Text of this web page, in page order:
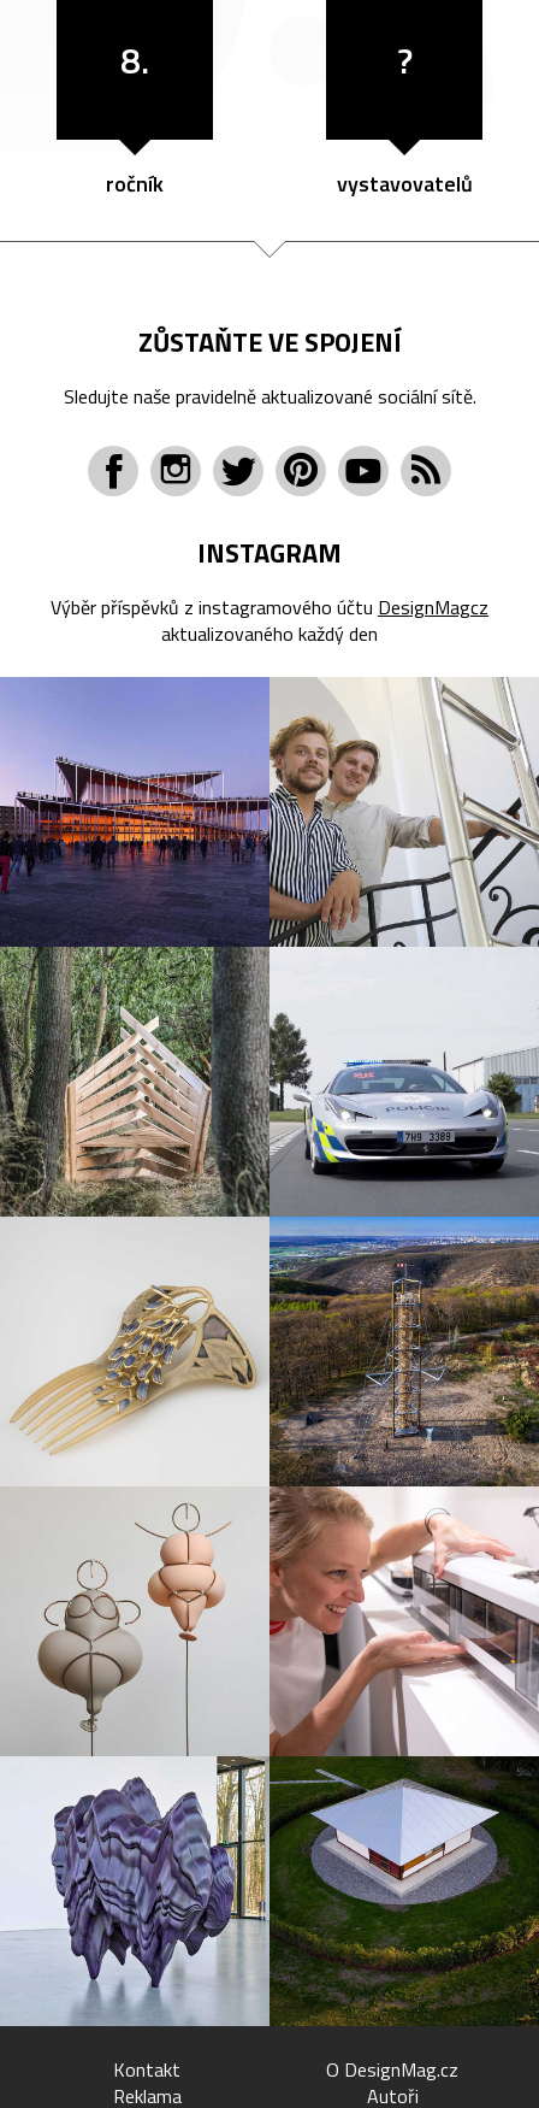
8.
ročník
?
vystavovatelů
ZŮSTAŇTE VE SPOJENÍ
Sledujte naše pravidelně aktualizované sociální sítě.
INSTAGRAM
Výběr příspěvků z instagramového účtu DesignMagcz
aktualizovaného každý den
Kontakt
Reklama
O DesignMag.cz
Autoři